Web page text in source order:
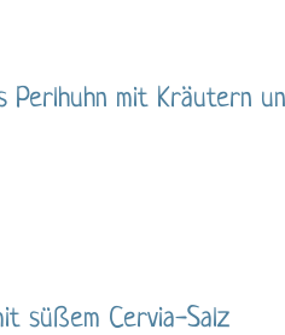
Perlhuhn mit Kräutern
süßem Cervia-Salz